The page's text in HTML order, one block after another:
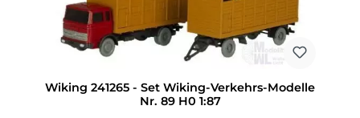
Wiking 241265 - Set Wiking-Verkehrs-Modelle
Nr. 89 H0 1:87